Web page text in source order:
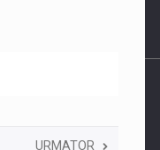
URMATOR